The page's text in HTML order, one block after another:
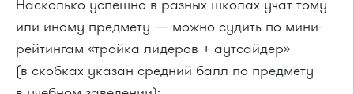
Насколько успешно в разных школах учат тому
или иному предмету — можно судить по мини-
рейтингам «тройка лидеров + аутсайдер»
(в скобках указан средний балл по предмету